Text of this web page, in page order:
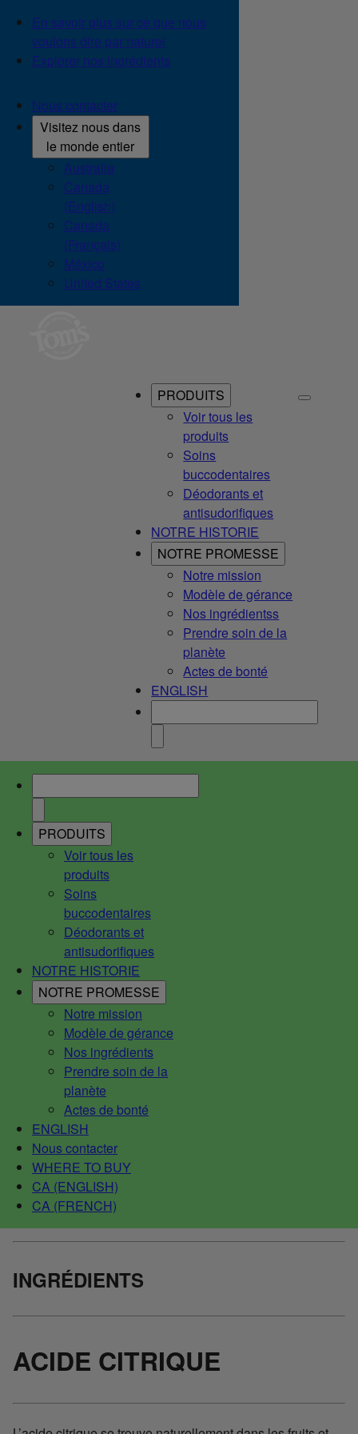
En savoir plus sur ce que nous
voulons dire par naturel
Explorer nos ingrédients
Nous contacter
Visitez nous dans
le monde entier
Australia
Canada
(English)
Canada
(Français)
México
United States
PRODUITS
Voir tous les
produits
Soins
buccodentaires
Déodorants et
antisudorifiques
NOTRE HISTORIE
NOTRE PROMESSE
Notre mission
Modèle de gérance
Nos ingrédientss
Prendre soin de la
planète
Actes de bonté
ENGLISH
PRODUITS
Voir tous les
produits
Soins
buccodentaires
Déodorants et
antisudorifiques
NOTRE HISTORIE
NOTRE PROMESSE
Notre mission
Modèle de gérance
Nos ingrédients
Prendre soin de la
planète
Actes de bonté
ENGLISH
Nous contacter
WHERE TO BUY
CA (ENGLISH)
CA (FRENCH)
INGRÉDIENTS
ACIDE CITRIQUE